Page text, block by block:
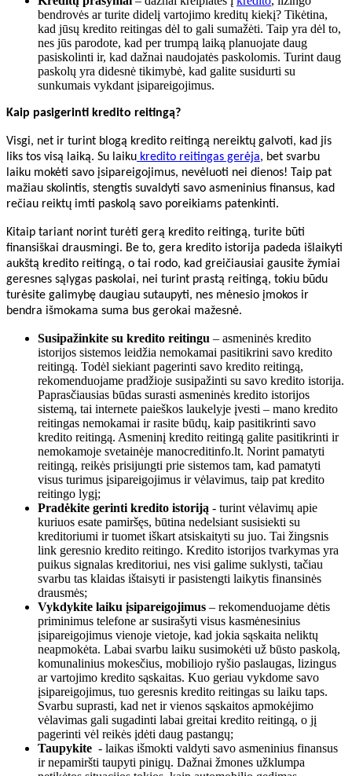
bendrovės ar turite didelį vartojimo kreditų kiekį? Tikėtina,
kad jūsų kredito reitingas dėl to gali sumažėti. Taip yra dėl to,
nes jūs parodote, kad per trumpą laiką planuojate daug
pasiskolinti ir, kad dažnai naudojatės paskolomis. Turint daug
paskolų yra didesnė tikimybė, kad galite susidurti su
sunkumais vykdant įsipareigojimus.
Kaip pasigerinti kredito reitingą?
Visgi, net ir turint blogą kredito reitingą nereiktų galvoti, kad jis
liks tos visą laiką. Su laiku kredito reitingas gerėja, bet svarbu
laiku mokėti savo įsipareigojimus, nevėluoti nei dienos! Taip pat
mažiau skolintis, stengtis suvaldyti savo asmeninius finansus, kad
rečiau reiktų imti paskolą savo poreikiams patenkinti.
Kitaip tariant norint turėti gerą kredito reitingą, turite būti
finansiškai drausmingi. Be to, gera kredito istorija padeda išlaikyti
aukštą kredito reitingą, o tai rodo, kad greičiausiai gausite žymiai
geresnes sąlygas paskolai, nei turint prastą reitingą, tokiu būdu
turėsite galimybę daugiau sutaupyti, nes mėnesio įmokos ir
bendra išmokama suma bus gerokai mažesnė.
Susipažinkite su kredito reitingu – asmeninės kredito
istorijos sistemos leidžia nemokamai pasitikrini savo kredito
reitingą. Todėl siekiant pagerinti savo kredito reitingą,
rekomenduojame pradžioje susipažinti su savo kredito istorija.
Paprasčiausias būdas surasti asmeninės kredito istorijos
sistemą, tai internete paieškos laukelyje įvesti – mano kredito
reitingas nemokamai ir rasite būdų, kaip pasitikrinti savo
kredito reitingą. Asmeninį kredito reitingą galite pasitikrinti ir
nemokamoje svetainėje manocreditinfo.lt. Norint pamatyti
reitingą, reikės prisijungti prie sistemos tam, kad pamatyti
visus turimus įsipareigojimus ir vėlavimus, taip pat kredito
reitingo lygį;
Pradėkite gerinti kredito istoriją - turint vėlavimų apie
kuriuos esate pamiršęs, būtina nedelsiant susisiekti su
kreditoriumi ir tuomet iškart atsiskaityti su juo. Tai žingsnis
link geresnio kredito reitingo. Kredito istorijos tvarkymas yra
puikus signalas kreditoriui, nes visi galime suklysti, tačiau
svarbu tas klaidas ištaisyti ir pasistengti laikytis finansinės
drausmės;
Vykdykite laiku įsipareigojimus – rekomenduojame dėtis
priminimus telefone ar susirašyti visus kasmėnesinius
įsipareigojimus vienoje vietoje, kad jokia sąskaita neliktų
neapmokėta. Labai svarbu laiku susimokėti už būsto paskolą,
komunalinius mokesčius, mobiliojo ryšio paslaugas, lizingus
ar vartojimo kredito sąskaitas. Kuo geriau vykdome savo
įsipareigojimus, tuo geresnis kredito reitingas su laiku taps.
Svarbu suprasti, kad net ir vienos sąskaitos apmokėjimo
vėlavimas gali sugadinti labai greitai kredito reitingą, o jį
pagerinti vėl reikės įdėti daug pastangų;
Taupykite - laikas išmokti valdyti savo asmeninius finansus
ir nepamiršti taupyti pinigų. Dažnai žmones užklumpa